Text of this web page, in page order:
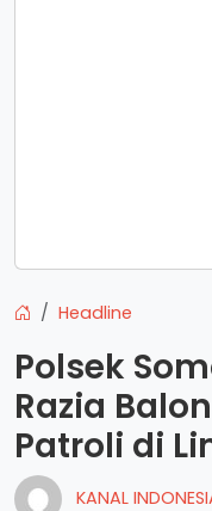
Headline
Polsek
Razia
Patroli di
KANAL